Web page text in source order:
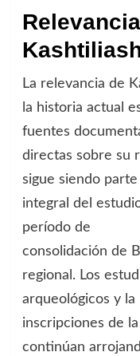
La relevancia de
la historia actual
fuentes
directas sobre su
sigue siendo parte
integral del
período de
consolidación de
regional. Los
arqueológicos y
inscripciones de
continúan